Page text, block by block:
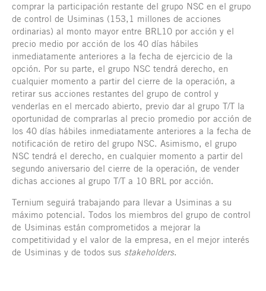
comprar la participación restante del grupo NSC en el grupo
de control de Usiminas (153,1 millones de acciones
ordinarias) al monto mayor entre BRL10 por acción y el
precio medio por acción de los 40 días hábiles
inmediatamente anteriores a la fecha de ejercicio de la
opción. Por su parte, el grupo NSC tendrá derecho, en
cualquier momento a partir del cierre de la operación, a
retirar sus acciones restantes del grupo de control y
venderlas en el mercado abierto, previo dar al grupo T/T la
oportunidad de comprarlas al precio promedio por acción de
los 40 días hábiles inmediatamente anteriores a la fecha de
notificación de retiro del grupo NSC. Asimismo, el grupo
NSC tendrá el derecho, en cualquier momento a partir del
segundo aniversario del cierre de la operación, de vender
dichas acciones al grupo T/T a 10 BRL por acción.
Ternium seguirá trabajando para llevar a Usiminas a su
máximo potencial. Todos los miembros del grupo de control
de Usiminas están comprometidos a mejorar la
competitividad y el valor de la empresa, en el mejor interés
de Usiminas y de todos sus stakeholders.